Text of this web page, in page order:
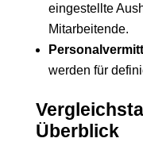
eingestellte
Mitarbeitende.
werden für
Überblick